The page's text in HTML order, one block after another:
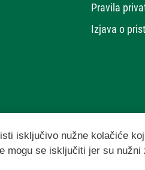
Pravila
Izjava o
isključivo nužne kolačiće
mogu se isključiti jer su nužni